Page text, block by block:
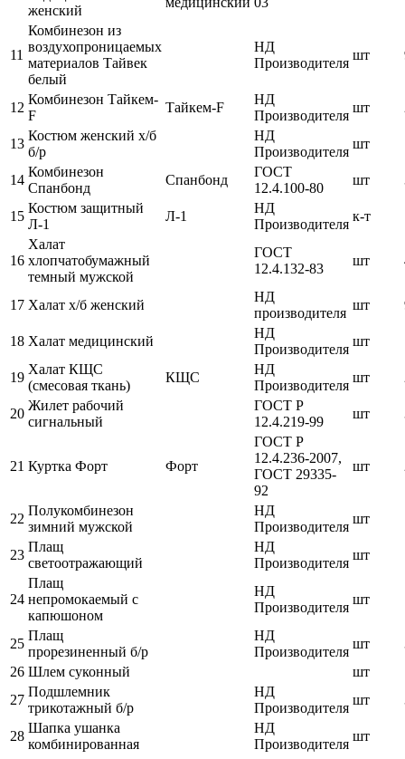
женский
11
Комбинезон из
воздухопроницаемых
материалов Тайвек
белый
НД
Производителя
шт
12
Комбинезон Тайкем-
F
Тайкем-F
НД
Производителя
шт
13
Костюм женский х/б
б/р
НД
Производителя
шт
14
Комбинезон
Спанбонд
Спанбонд
ГОСТ
12.4.100-80
шт
15
Костюм защитный
Л-1
Л-1
НД
Производителя
к-т
16
Халат
хлопчатобумажный
темный мужской
ГОСТ
12.4.132-83
шт
17 Халат х/б женский
НД
производителя
шт
18 Халат медицинский
НД
Производителя
шт
19
Халат КЩС
(смесовая ткань)
КЩС
НД
Производителя
шт
20
Жилет рабочий
сигнальный
ГОСТ Р
12.4.219-99
шт
21 Куртка Форт Форт
ГОСТ Р
12.4.236-2007,
ГОСТ 29335-
92
шт
22
Полукомбинезон
зимний мужской
НД
Производителя
шт
23
Плащ
светоотражающий
НД
Производителя
шт
24
Плащ
непромокаемый с
капюшоном
НД
Производителя
шт
25
Плащ
прорезиненный б/р
НД
Производителя
шт
26 Шлем суконный шт
27
Подшлемник
трикотажный б/р
НД
Производителя
шт
28
Шапка ушанка
комбинированная
НД
Производителя
шт